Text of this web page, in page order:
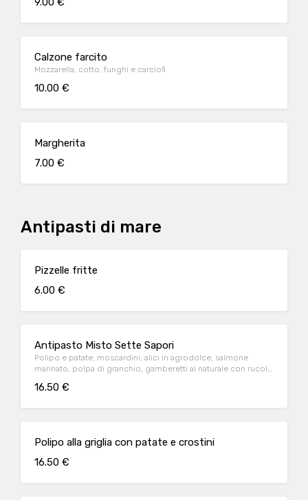
Calzone farcito
Mozzarella, cotto, funghi e carciofi
10.00 €
Margherita
7.00 €
Antipasti di mare
Pizzelle fritte
6.00 €
Antipasto Misto Sette Sapori
Polipo e patate, moscardini, alici in agrodolce, salmone
marinato, polpa di granchio, gamberetti al naturale con rucola
Tropea, cocktail di gamberetti
16.50 €
Polipo alla griglia con patate e crostini
16.50 €